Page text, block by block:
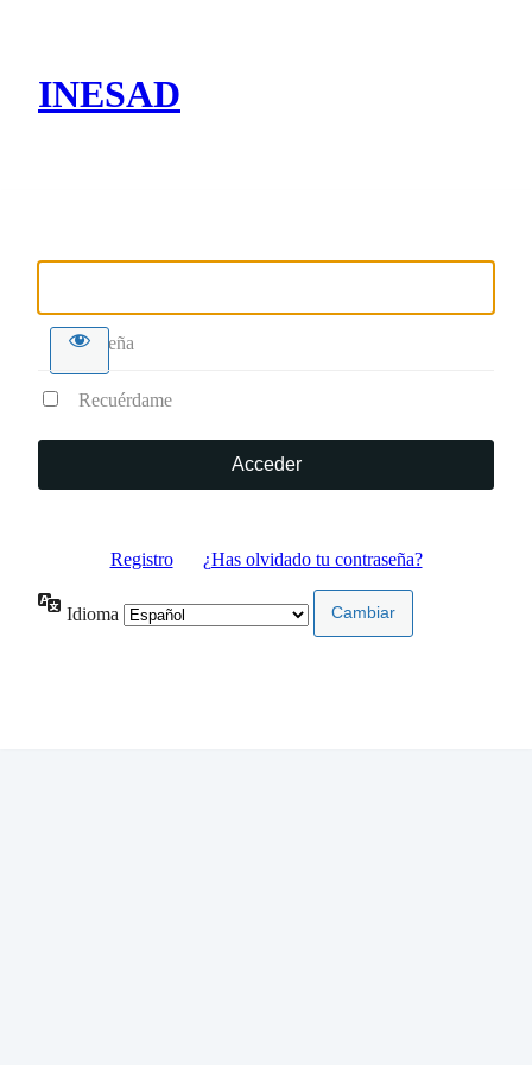
INESAD
Contraseña
Recuérdame
Registro ¿Has olvidado tu contraseña?
Idioma